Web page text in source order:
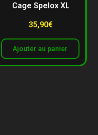
Cage Spelox XL
35,90€
Ajouter au panier